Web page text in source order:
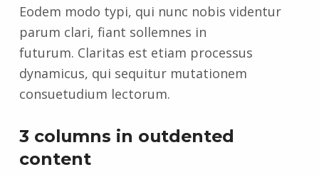
Eodem modo typi, qui nunc nobis videntur
parum clari, fiant sollemnes in
futurum. Claritas est etiam processus
dynamicus, qui sequitur mutationem
consuetudium lectorum.
3 columns in outdented
content